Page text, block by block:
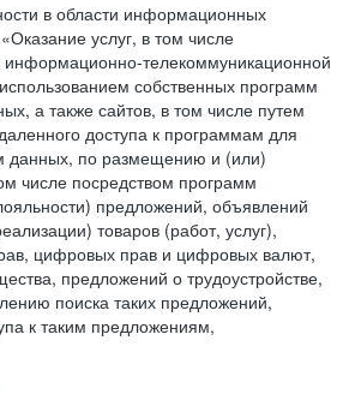
в области информационных
услуг, в том числе
информационно-телекоммуникационной
собственных программ
а также сайтов, в том числе путем
доступа к программам для
данных, по размещению и (или)
числе посредством программ
предложений, объявлений
товаров (работ, услуг),
цифровых прав и цифровых валют,
предложений о трудоустройстве,
поиска таких предложений,
к таким предложениям,